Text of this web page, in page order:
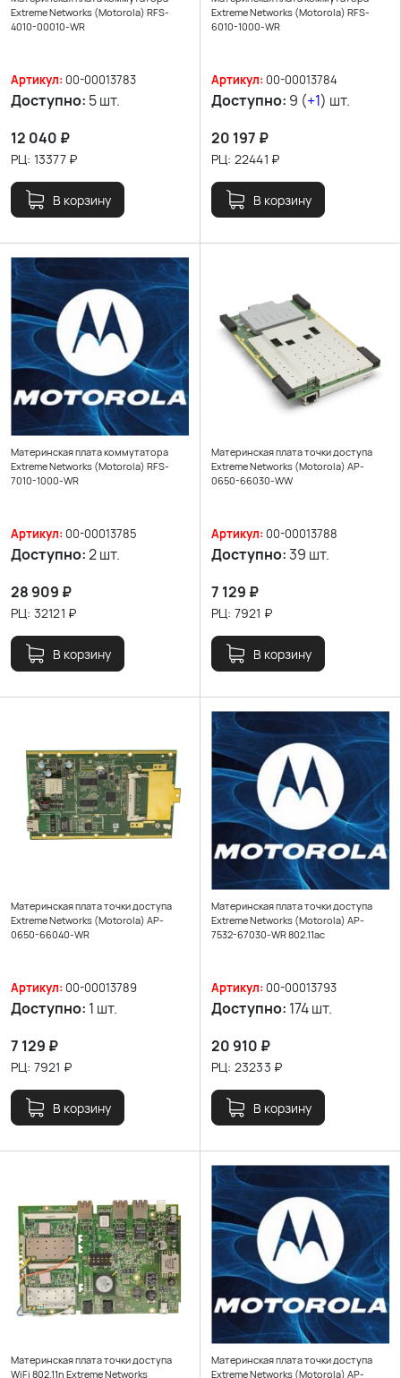
Extreme Networks (Motorola) RFS-
4010-00010-WR
Артикул: 00-00013783
Доступно: 5 шт.
12 040 ₽
РЦ: 13377₽
В корзину
Extreme Networks (Motorola) RFS-
6010-1000-WR
Артикул: 00-00013784
Доступно: 9 (+1) шт.
20 197 ₽
РЦ: 22441 ₽
В корзину
Материнская плата коммутатора
Extreme Networks (Motorola) RFS-
7010-1000-WR
Артикул: 00-00013785
Доступно:2 шт.
28 909 ₽
РЦ: 32121 ₽
В корзину
Материнская плата точки доступа
Extreme Networks (Motorola) AP-
0650-66030-WW
Артикул: 00-00013788
Доступно:39 шт.
7 129 ₽
РЦ: 7921 ₽
В корзину
Материнская плата точки доступа
Extreme Networks (Motorola) AP-
0650-66040-WR
Артикул: 00-00013789
Доступно: 1 шт.
7 129 ₽
РЦ: 7921 ₽
В корзину
Материнская плата точки доступа
Extreme Networks (Motorola) AP-
7532-67030-WR 802.11ac
Артикул: 00-00013793
Доступно: 174 шт.
20 910 ₽
РЦ: 23233 ₽
В корзину
Материнская плата точки доступа
WiFi 802.11n Extreme Networks
Материнская плата точки доступа
Extreme Networks (Motorola) AP-